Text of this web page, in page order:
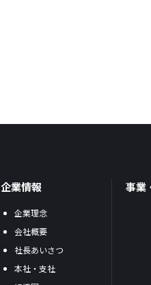
企業情報
企業理念
会社概要
社長あいさつ
本社・支社
事業